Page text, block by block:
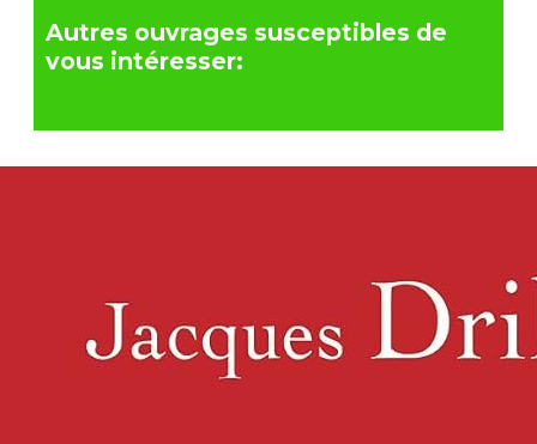
Autres ouvrages susceptibles de
vous intéresser: